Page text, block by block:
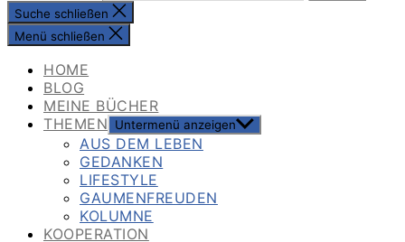
Suche schließen
Menü schließen
HOME
BLOG
MEINE BÜCHER
THEMEN
Untermenü anzeigen
AUS DEM LEBEN
GEDANKEN
LIFESTYLE
GAUMENFREUDEN
KOLUMNE
KOOPERATION